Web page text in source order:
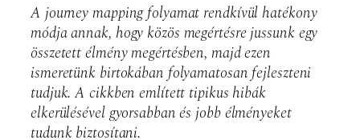
A journey mapping folyamat rendkívül hatékony
módja annak, hogy közös megértésre jussunk egy
összetett élmény megértésben, majd ezen
ismeretünk birtokában folyamatosan fejleszteni
tudjuk. A cikkben említett tipikus hibák
elkerülésével gyorsabban és jobb élményeket
tudunk biztosítani.